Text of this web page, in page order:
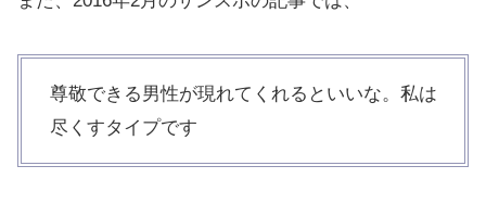
尊敬できる男性が現れてくれるといいな。私は
尽くすタイプです